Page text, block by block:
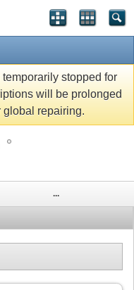
stopped for
will be prolonged
global repairing.
...